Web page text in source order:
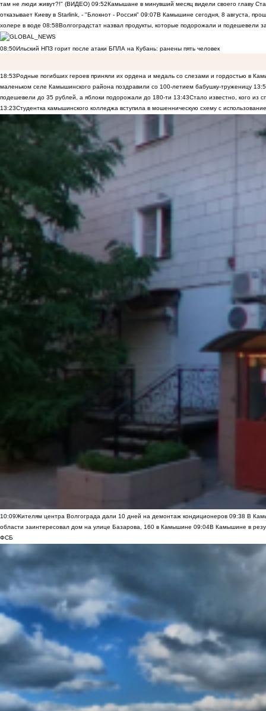
там не люди живут?!" (ВИДЕО) 09:52Камышане в минувший месяц видели своего главу
отказывает Киеву в Starlink, - "Блокнот - Россия" 09:07В Камышине сегодня, 8 августа,
холере в воде 08:58Волгоградстат назвал продукты, которые подорожали и подешевели
08:50Ильский НПЗ горит после атаки БПЛА на Кубань: ранены пять человек
18:53Родные погибших героев приняли их ордена и медаль со слезами и гордостью в
маленьком селе Камышинского района поздравили со 100-летием бабушку-труженицу
подешевели до 35 рублей, а яблоки подорожали до 180-ти 13:43Стало известно, кого из
13:23Студентка камышинского колледжа вступила в мошенническую схему с
10:09Жителям центра Волгограда дали 10 дней на демонтаж кондиционеров 09:38 В
области заинтересовал дом на улице Базарова, 160 в Камышине 09:04В Камышине в
ФСБ